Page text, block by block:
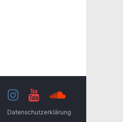
Datenschutzerklärung